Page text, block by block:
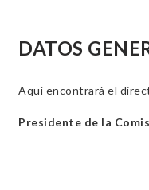
DATOS
Aquí encontrará el
Presidente de la